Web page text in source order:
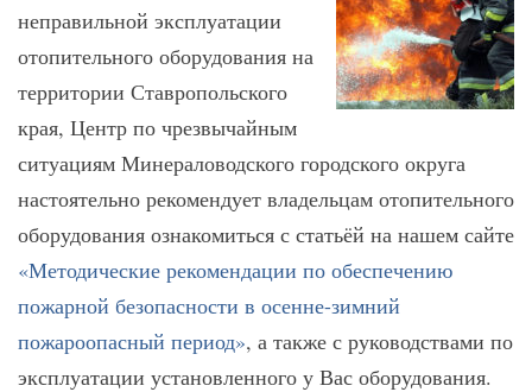
неправильной эксплуатации
отопительного оборудования на
территории Ставропольского
края, Центр по чрезвычайным
ситуациям Минераловодского городского округа
настоятельно рекомендует владельцам отопительного
оборудования ознакомиться с статьёй на нашем сайте
«Методические рекомендации по обеспечению
пожарной безопасности в осенне-зимний
пожароопасный период», а также с руководствами по
эксплуатации установленного у Вас оборудования.